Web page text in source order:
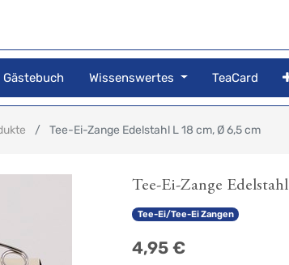
Gästebuch Wissenswertes TeaCard
Tee-Ei-Zange Edelstahl L 18 cm, Ø 6,5 cm
Tee-Ei-Zange
Tee-Ei/Tee-Ei Zangen
4,95 €